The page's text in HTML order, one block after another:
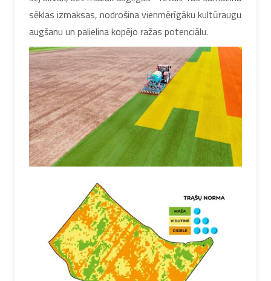
sēklas izmaksas, nodrošina vienmērīgāku kultūraugu
augšanu un palielina kopējo ražas potenciālu.